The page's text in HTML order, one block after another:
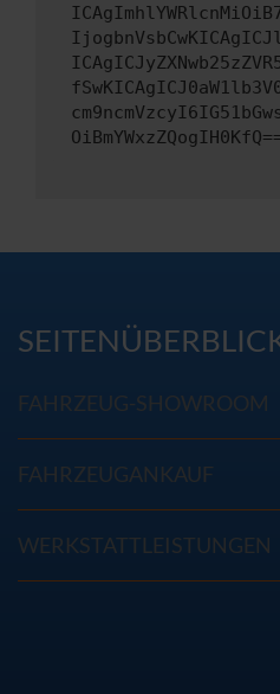
FAHRZEUG-SHOWROOM
FAHRZEUGANKAUF
WERKSTATTLEISTUNGEN